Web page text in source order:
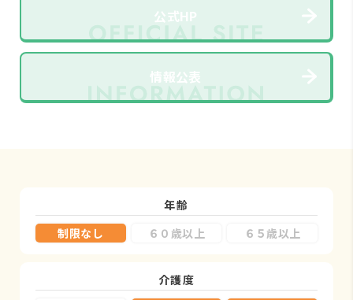
公式HP
情報公表
年齢
制限なし
６０歳以上 ６５歳以上
介護度